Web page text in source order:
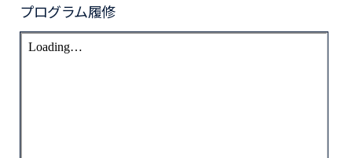
プログラム履修